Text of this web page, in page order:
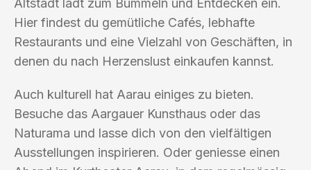
Altstadt lädt zum Bummeln und Entdecken ein.
Hier findest du gemütliche Cafés, lebhafte
Restaurants und eine Vielzahl von Geschäften, in
denen du nach Herzenslust einkaufen kannst.
Auch kulturell hat Aarau einiges zu bieten.
Besuche das Aargauer Kunsthaus oder das
Naturama und lasse dich von den vielfältigen
Ausstellungen inspirieren. Oder geniesse einen